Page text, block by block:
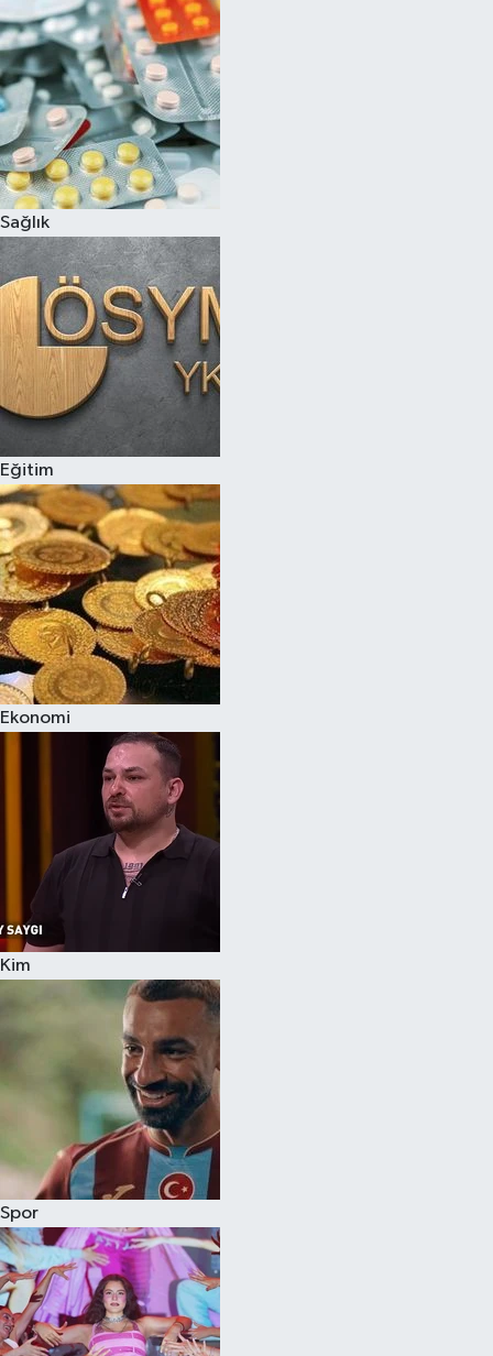
Sağlık
Eğitim
Ekonomi
Kim
Spor